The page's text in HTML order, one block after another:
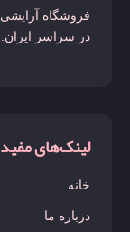
فروشگاه
در سراسر ایران.
لینک‌های مفید
خانه
درباره ما